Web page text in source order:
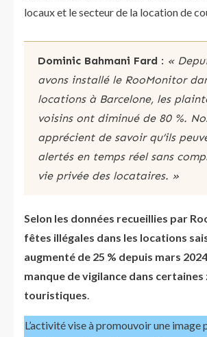
locaux et le secteur de la location de
Dominic Bahmani Fard : «
avons installé le RooMonitor
locations à Barcelone, les
voisins ont diminué de 80 %.
apprécient de savoir qu’ils
alertés en temps réel sans
vie privée des locataires. »​
Selon les données recueillies par
fêtes illégales dans les locations
augmenté de 25 % depuis mars
manque de vigilance dans certaines
touristiques​.
L’activité vise à promouvoir une image